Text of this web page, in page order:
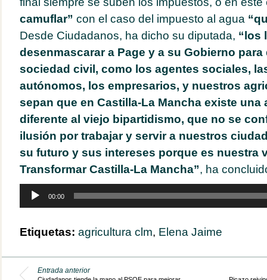
camuflar” con el caso del impuesto al agua
Desde Ciudadanos, ha dicho su diputada, “los
desenmascarar a Page y a su Gobierno para
sociedad civil, como los agentes sociales,
autónomos, los empresarios, y nuestros
sepan que en Castilla-La Mancha existe una
diferente al viejo bipartidismo, que no se
ilusión por trabajar y servir a nuestros
su futuro y sus intereses porque es nuestra
Transformar Castilla-La Mancha”, ha
Reproductor
audio
00:00
Etiquetas: agricultura clm, Elena Jaime
Entrada anterior